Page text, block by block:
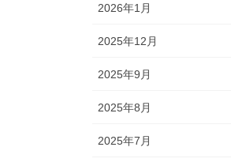
2026年1月
2025年12月
2025年9月
2025年8月
2025年7月